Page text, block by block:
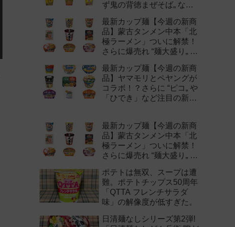
ず鬼の背徳まぜそば„ など
最新カップ麺【今週の新商
品】蒙古タンメン中本「北
極ラーメン」ついに解禁！
さらに爆売れ “麺大盛り„ シ
作まとめ！
最新カップ麺【今週の新商
品】ヤマモリとペヤングが
コラボ！？さらに “ピコ„ や
「ひでき」など注目の新作
最新カップ麺【今週の新商
品】蒙古タンメン中本「北
極ラーメン」ついに解禁！
さらに爆売れ “麺大盛り„ シ
作まとめ！
ポテトは無双、スープは遭
難。ポテトチップス50周年
「QTTA フレンチサラダ
味」の解像度が低すぎた。
日清麺なしシリーズ第2弾!